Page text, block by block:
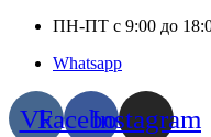
ПН-ПТ с 9:00 до
Whatsapp
VkFacebookInstagram